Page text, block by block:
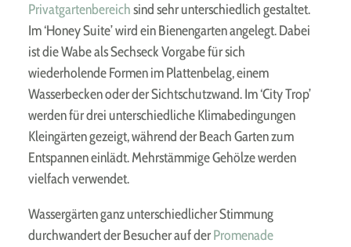
Privatgartenbereichsind sehr unterschiedlich gestaltet.
Im ‘Honey Suite’ wird ein Bienengarten angelegt. Dabei
ist die Wabe als Sechseck Vorgabe für sich
wiederholende Formen im Plattenbelag, einem
Wasserbecken oder der Sichtschutzwand. Im ‘City Trop’
werden für drei unterschiedliche Klimabedingungen
Kleingärten gezeigt, während der Beach Garten zum
Entspannen einlädt. Mehrstämmige Gehölze werden
vielfach verwendet.
Wassergärten ganz unterschiedlicher Stimmung
durchwandert der Besucher auf derPromenade